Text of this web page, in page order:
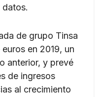
de grupo Tinsa
en 2019, un
anterior, y prevé
de ingresos
al crecimiento